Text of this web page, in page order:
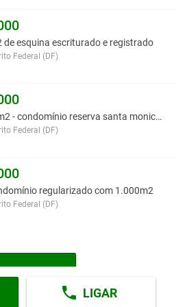
LIGAR
dos Proprietários e
Monica
Dahma, Parque do Mirante,
de esquina escriturado e registrado
Federal (DF)
Lote 1.000m2 - condomínio reserva santa monica df
Federal (DF)
regularizado com 1.000m2
Federal (DF)